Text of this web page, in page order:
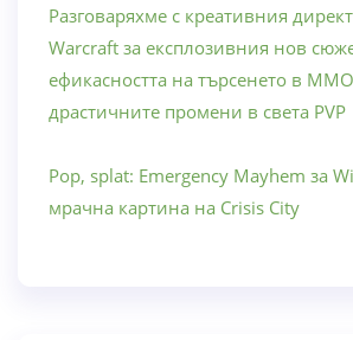
Разговаряхме с креативния
Warcraft за експлозивния нов
ефикасността на търсенето в
драстичните промени в света PVP
Pop, splat: Emergency Mayhem за
мрачна картина на Crisis City